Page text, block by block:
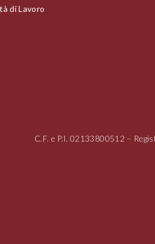
di Lavoro
C.F. e P.I.02133800512 –